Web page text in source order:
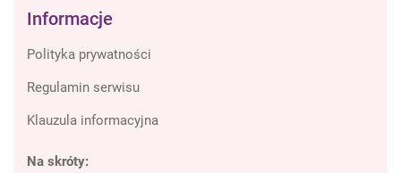
Informacje
Polityka prywatności
Regulamin serwisu
Klauzula informacyjna
Na skróty: